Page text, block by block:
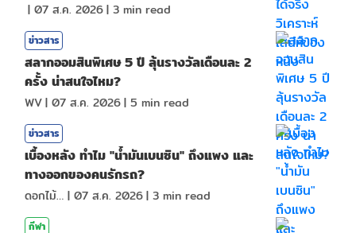
| 07 ส.ค. 2026| 3 min read
ข่าวสาร
สลากออมสินพิเศษ 5 ปี ลุ้นรางวัลเดือนละ 2
ครั้ง น่าสนใจไหม?
WV| 07 ส.ค. 2026| 5 min read
ข่าวสาร
เบื้องหลัง ทำไม "น้ำมันเบนซิน" ถึงแพง และ
ทางออกของคนรักรถ?
ดอกไม้กับสายน้ำ | 07 ส.ค. 2026| 3 min read
กีฬา